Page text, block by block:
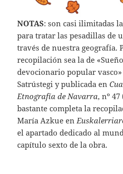
NOTAS: son casi ilimitadas
para tratar las pesadillas de
través de nuestra geografía.
recopilación sea la de
devocionario popular vasco»
Satrústegi y publicada en
Etnografía de Navarra, nº
bastante completa la
María Azkue en
el apartado dedicado al
capítulo sexto de la obra.